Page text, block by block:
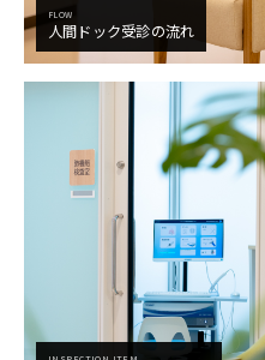
FLOW
人間ドック受診の流れ